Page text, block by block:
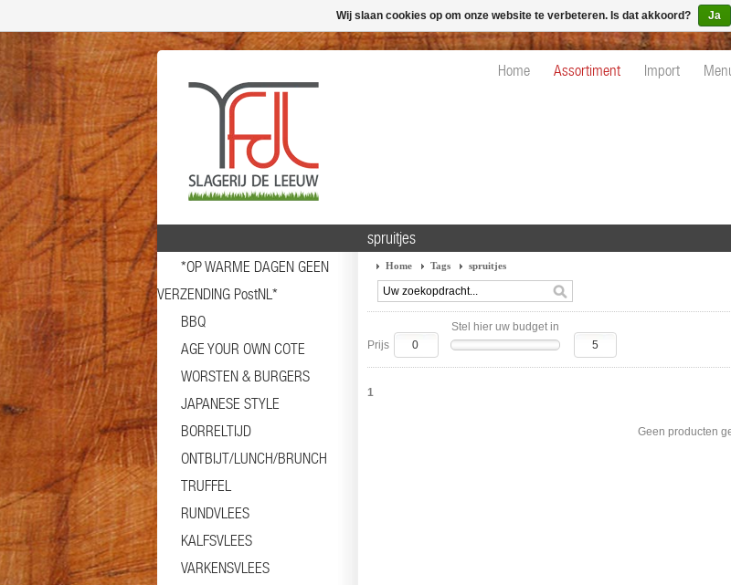
Home Assortiment Import
*OP WARME DAGEN GEEN
VERZENDING PostNL*
BBQ
AGE YOUR OWN COTE
WORSTEN & BURGERS
JAPANESE STYLE
BORRELTIJD
ONTBIJT/LUNCH/BRUNCH
TRUFFEL
RUNDVLEES
KALFSVLEES
VARKENSVLEES
spruitjes
Home Tags spruitjes
Stel hier uw budget in
Prijs
Geen producten
1
Wij slaan cookies op om onze website te verbeteren. Is dat akkoord? Ja